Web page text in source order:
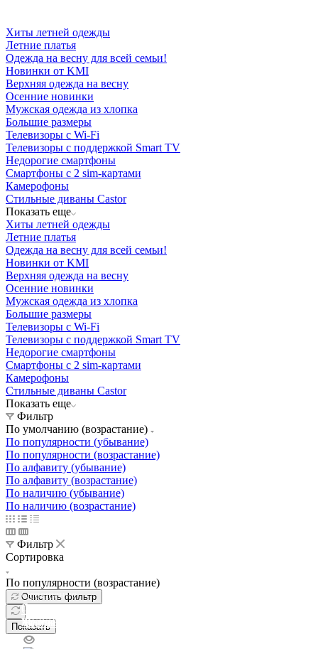
Хиты летней одежды
Летние платья
Одежда на весну для всей семьи!
Новинки от KMI
Верхняя одежда на весну
Осенние новинки
Мужская одежда из хлопка
Большие размеры
Телевизоры с Wi-Fi
Телевизоры с поддержкой Smart TV
Недорогие смартфоны
Смартфоны с 2 sim-картами
Камерофоны
Стильные диваны Castor
Показать еще
Хиты летней одежды
Летние платья
Одежда на весну для всей семьи!
Новинки от KMI
Верхняя одежда на весну
Осенние новинки
Мужская одежда из хлопка
Большие размеры
Телевизоры с Wi-Fi
Телевизоры с поддержкой Smart TV
Недорогие смартфоны
Смартфоны с 2 sim-картами
Камерофоны
Стильные диваны Castor
Показать еще
Фильтр
По умолчанию (возрастание)
По популярности (убывание)
По популярности (возрастание)
По алфавиту (убывание)
По алфавиту (возрастание)
По наличию (убывание)
По наличию (возрастание)
Фильтр
Сортировка
По популярности (возрастание)
Очистить фильтр
Показать
Освещение
Здания префектуры ТиНАО
Освещение
Калужский завод путевых машин и гидроприводов
Освещение
СТРОИТЕЛЬНЫЙ ГИПЕРМАРКЕТ «ЛЕРУА
МЕРЛЕН»
Освещение
Железнодорожный вокзал Арзамас-1